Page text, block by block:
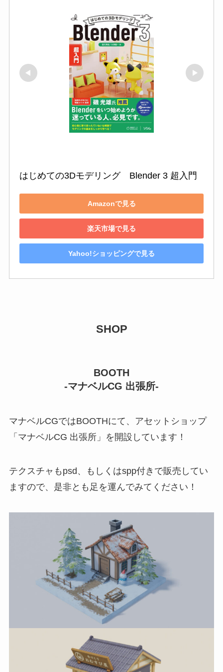
はじめての3Dモデリング　Blender 3 超入門
Amazonで見る
楽天市場で見る
Yahoo!ショッピングで見る
SHOP
BOOTH
-マナベルCG 出張所-
マナベルCGではBOOTHにて、アセットショップ
「マナベルCG 出張所」を開設しています！
テクスチャもpsd、もしくはspp付きで販売してい
ますので、是非とも足を運んでみてください！